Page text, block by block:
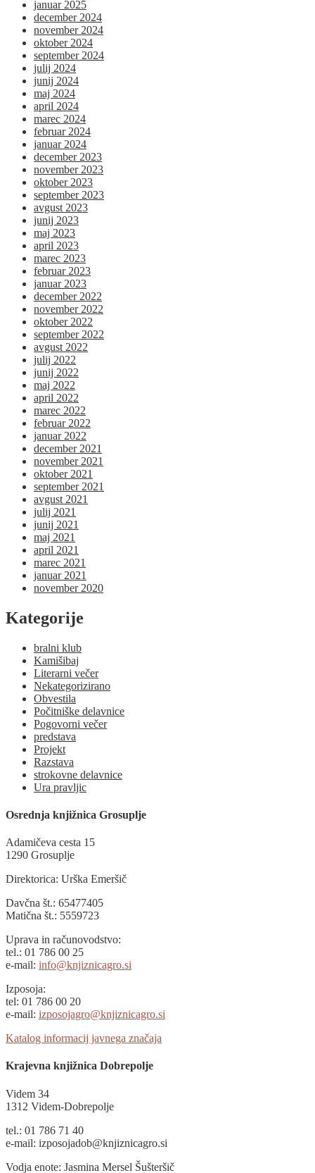
januar 2025
december 2024
november 2024
oktober 2024
september 2024
julij 2024
junij 2024
maj 2024
april 2024
marec 2024
februar 2024
januar 2024
december 2023
november 2023
oktober 2023
september 2023
avgust 2023
junij 2023
maj 2023
april 2023
marec 2023
februar 2023
januar 2023
december 2022
november 2022
oktober 2022
september 2022
avgust 2022
julij 2022
junij 2022
maj 2022
april 2022
marec 2022
februar 2022
januar 2022
december 2021
november 2021
oktober 2021
september 2021
avgust 2021
julij 2021
junij 2021
maj 2021
april 2021
marec 2021
januar 2021
november 2020
Kategorije
bralni klub
Kamišibaj
Literarni večer
Nekategorizirano
Obvestila
Počitniške delavnice
Pogovorni večer
predstava
Projekt
Razstava
strokovne delavnice
Ura pravljic
Osrednja knjižnica Grosuplje
Adamičeva cesta 15
1290 Grosuplje
Direktorica: Urška Emeršič
Davčna št.: 65477405
Matična št.: 5559723
Uprava in računovodstvo:
tel.: 01 786 00 25
e-mail: info@knjiznicagro.si
Izposoja:
tel: 01 786 00 20
e-mail: izposojagro@knjiznicagro.si
Katalog informacij javnega značaja
Krajevna knjižnica Dobrepolje
Videm 34
1312 Videm-Dobrepolje
tel.: 01 786 71 40
e-mail: izposojadob@knjiznicagro.si
Vodja enote: Jasmina Mersel Šušteršič